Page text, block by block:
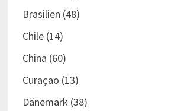
Brasilien (48)
Chile(14)
China (60)
Curaçao (13)
Dänemark (38)